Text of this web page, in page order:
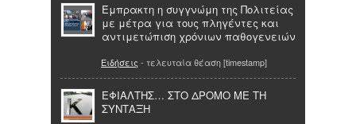
Έμπρακτη η συγγνώμη της Πολιτείας
με μέτρα για τους πληγέντες και
αντιμετώπιση χρόνιων παθογενειών
Ειδήσεις - τελευταία θέαση [timestamp]
ΕΦΙΑΛΤΗΣ… ΣΤΟ ΔΡΟΜΟ ΜΕ ΤΗ
ΣΥΝΤΑΞΗ